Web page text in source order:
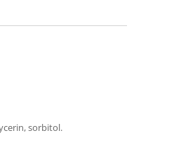
sorbitol.